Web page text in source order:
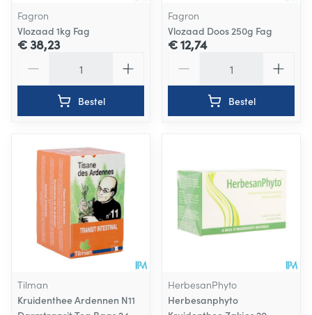
Fagron
Vlozaad 1kg Fag
€ 38,23
Bestel
Fagron
Vlozaad Doos 250g Fag
€ 12,74
Bestel
Tilman
Kruidenthee Ardennen N11
HerbesanPhyto
Herbesanphyto